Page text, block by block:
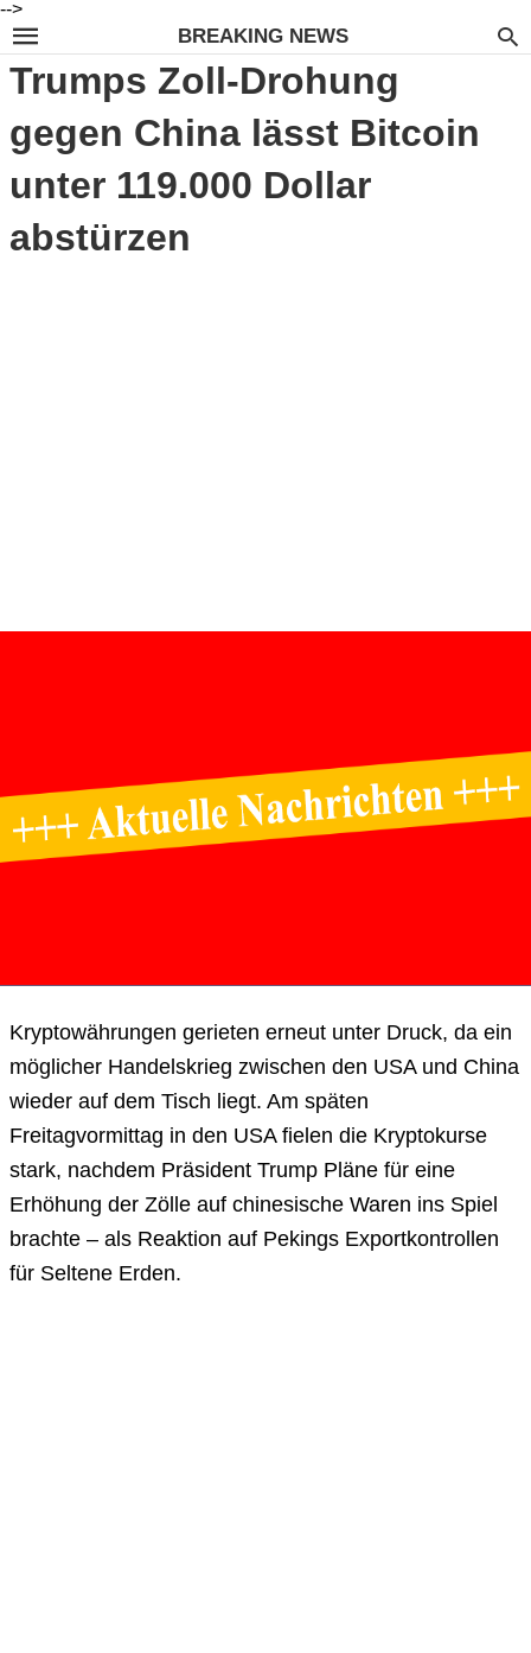
-->
BREAKING NEWS
Trumps Zoll-Drohung
gegen China lässt Bitcoin
unter 119.000 Dollar
abstürzen
Kryptowährungen gerieten erneut unter Druck, da ein
möglicher Handelskrieg zwischen den USA und China
wieder auf dem Tisch liegt. Am späten
Freitagvormittag in den USA fielen die Kryptokurse
stark, nachdem Präsident Trump Pläne für eine
Erhöhung der Zölle auf chinesische Waren ins Spiel
brachte – als Reaktion auf Pekings Exportkontrollen
für Seltene Erden.